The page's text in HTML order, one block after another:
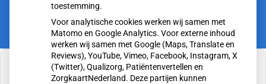
toestemming.
Voor analytische cookies werken wij samen met
Matomo en Google Analytics. Voor externe inhoud
werken wij samen met Google (Maps, Translate en
Reviews), YouTube, Vimeo, Facebook, Instagram, X
(Twitter), Qualizorg, Patiëntenvertellen en
ZorgkaartNederland. Deze partijen kunnen